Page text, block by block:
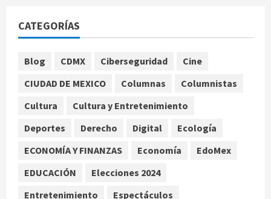
Publican artículo sobre adaptar la
vida social a la de los hijos
Bacterias en el semen también
condicionan el éxito del embarazo:
CATEGORÍAS
Blog CDMX Ciberseguridad
Cine
CIUDAD DE MEXICO
Columnas
Columnistas
Cultura
Cultura y Entretenimiento
Deportes
Derecho Digital
Ecología
ECONOMÍA Y FINANZAS
Economía
EdoMex
EDUCACIÓN
Elecciones 2024
Entretenimiento
Espectáculos